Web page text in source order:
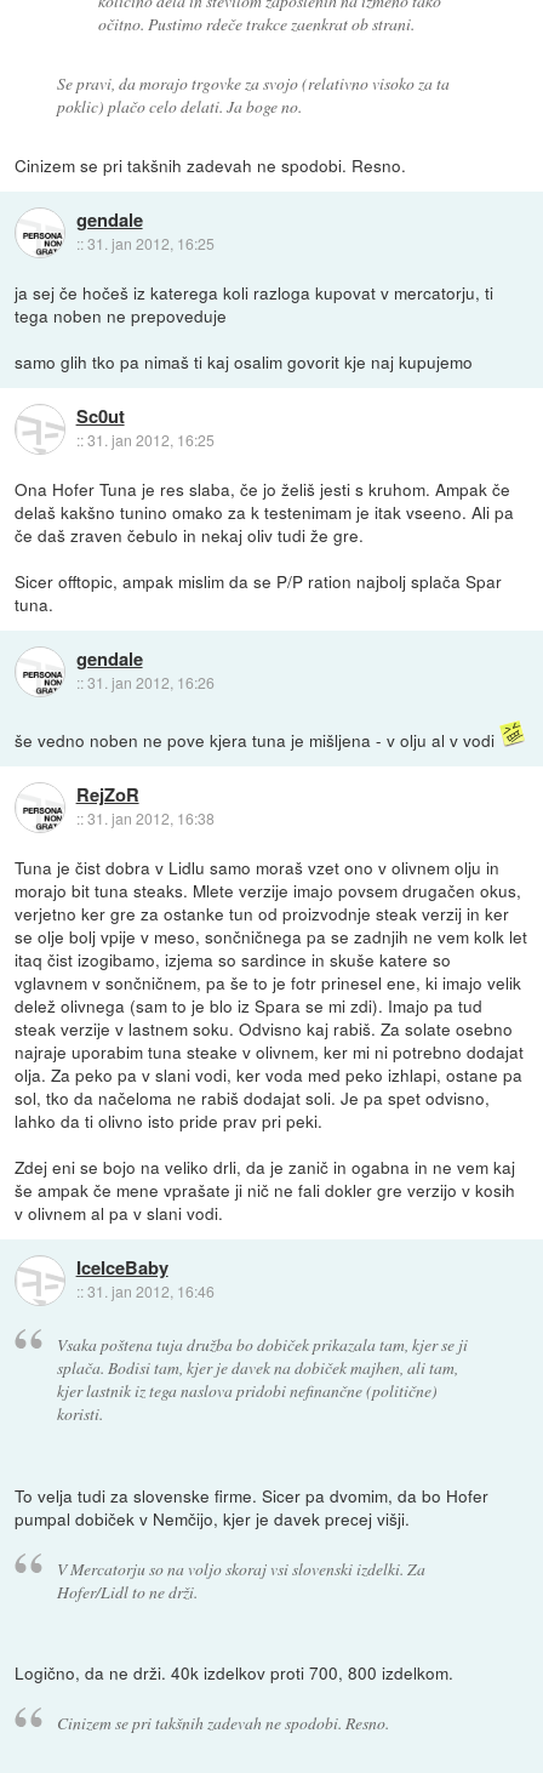
očitno. Pustimo rdeče trakce zaenkrat ob strani.
Se pravi, da morajo trgovke za svojo (relativno visoko za ta
poklic) plačo celo delati. Ja boge no.
Cinizem se pri takšnih zadevah ne spodobi. Resno.
gendale
::31. jan 2012, 16:25
ja sej če hočeš iz katerega koli razloga kupovat v mercatorju, ti
tega noben ne prepoveduje
samo glih tko pa nimaš ti kaj osalim govorit kje naj kupujemo
Sc0ut
::31. jan 2012, 16:25
Ona Hofer Tuna je res slaba, če jo želiš jesti s kruhom. Ampak če
delaš kakšno tunino omako za k testenimam je itak vseeno. Ali pa
če daš zraven čebulo in nekaj oliv tudi že gre.
Sicer offtopic, ampak mislim da se P/P ration najbolj splača Spar
tuna.
gendale
::31. jan 2012, 16:26
še vedno noben ne pove kjera tuna je mišljena - v olju al v vodi
RejZoR
::31. jan 2012, 16:38
Tuna je čist dobra v Lidlu samo moraš vzet ono v olivnem olju in
morajo bit tuna steaks. Mlete verzije imajo povsem drugačen okus,
verjetno ker gre za ostanke tun od proizvodnje steak verzij in ker
se olje bolj vpije v meso, sončničnega pa se zadnjih ne vem kolk let
itaq čist izogibamo, izjema so sardince in skuše katere so
vglavnem v sončničnem, pa še to je fotr prinesel ene, ki imajo velik
delež olivnega (sam to je blo iz Spara se mi zdi). Imajo pa tud
steak verzije v lastnem soku. Odvisno kaj rabiš. Za solate osebno
najraje uporabim tuna steake v olivnem, ker mi ni potrebno dodajat
olja. Za peko pa v slani vodi, ker voda med peko izhlapi, ostane pa
sol, tko da načeloma ne rabiš dodajat soli. Je pa spet odvisno,
lahko da ti olivno isto pride prav pri peki.
Zdej eni se bojo na veliko drli, da je zanič in ogabna in ne vem kaj
še ampak če mene vprašate ji nič ne fali dokler gre verzijo v kosih
v olivnem al pa v slani vodi.
IceIceBaby
::31. jan 2012, 16:46
Vsaka poštena tuja družba bo dobiček prikazala tam, kjer se ji
splača. Bodisi tam, kjer je davek na dobiček majhen, ali tam,
kjer lastnik iz tega naslova pridobi nefinančne (politične)
koristi.
To velja tudi za slovenske firme. Sicer pa dvomim, da bo Hofer
pumpal dobiček v Nemčijo, kjer je davek precej višji.
V Mercatorju so na voljo skoraj vsi slovenski izdelki. Za
Hofer/Lidl to ne drži.
Logično, da ne drži. 40k izdelkov proti 700, 800 izdelkom.
Cinizem se pri takšnih zadevah ne spodobi. Resno.